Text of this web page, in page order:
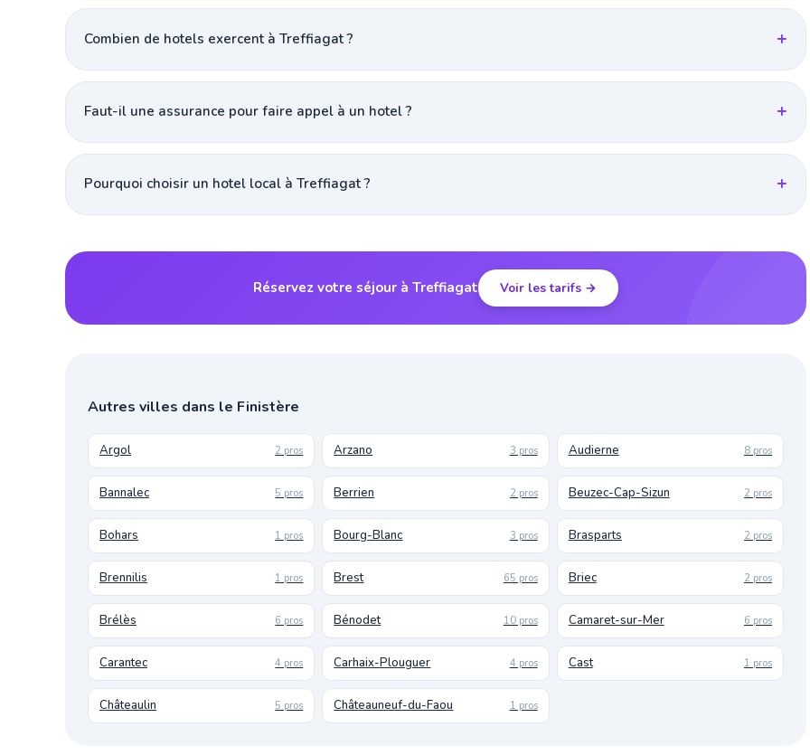
Combien de hotels exercent à Treffiagat ?
Faut-il une assurance pour faire appel à un hotel ?
Pourquoi choisir un hotel local à Treffiagat ?
Réservez votre séjour à Treffiagat Voir les tarifs →
Autres villes dans le Finistère
Argol 2 pros Arzano 3 pros Audierne 8 pros
Bannalec 5 pros Berrien 2 pros Beuzec-Cap-Sizun 2 pros
Bohars 1 pros Bourg-Blanc 3 pros Brasparts 2 pros
Brennilis 1 pros Brest 65 pros Briec 2 pros
Brélès 6 pros Bénodet 10 pros Camaret-sur-Mer 6 pros
Carantec 4 pros Carhaix-Plouguer 4 pros Cast 1 pros
Châteaulin 5 pros Châteauneuf-du-Faou 1 pros